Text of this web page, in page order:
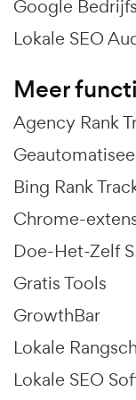
Google
Lokale SEO
Meer
Agency Rank
Bing Rank
Chrome-
Doe-Het-Zelf
Gratis Tools
GrowthBar
Lokale
Lokale SEO